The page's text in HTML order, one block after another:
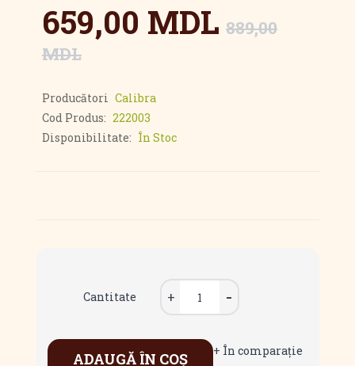
659,00 MDL 889,00
MDL
Producători Calibra
Cod Produs: 222003
Disponibilitate: În Stoc
Cantitate
ADAUGĂ ÎN COŞ + În comparaţie